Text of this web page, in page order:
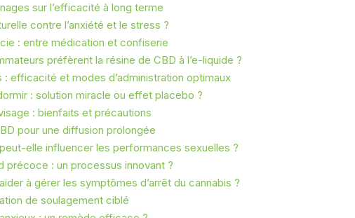
sur l’efficacité à long terme
contre l’anxiété et le stress ?
: entre médication et confiserie
préfèrent la résine de CBD à l’e-liquide ?
efficacité et modes d’administration optimaux
: solution miracle ou effet placebo ?
: bienfaits et précautions
pour une diffusion prolongée
elle influencer les performances sexuelles ?
précoce : un processus innovant ?
à gérer les symptômes d’arrêt du cannabis ?
de soulagement ciblé